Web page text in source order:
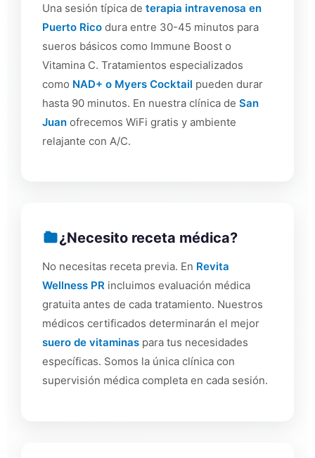
Una sesión típica de terapia intravenosa en
Puerto Rico dura entre 30-45 minutos para
sueros básicos como Immune Boost o
Vitamina C. Tratamientos especializados
como NAD+ o Myers Cocktail pueden durar
hasta 90 minutos. En nuestra clínica de San
Juan ofrecemos WiFi gratis y ambiente
relajante con A/C.
¿Necesito receta médica?
No necesitas receta previa. En Revita
Wellness PR incluimos evaluación médica
gratuita antes de cada tratamiento. Nuestros
médicos certificados determinarán el mejor
suero de vitaminas para tus necesidades
específicas. Somos la única clínica con
supervisión médica completa en cada sesión.